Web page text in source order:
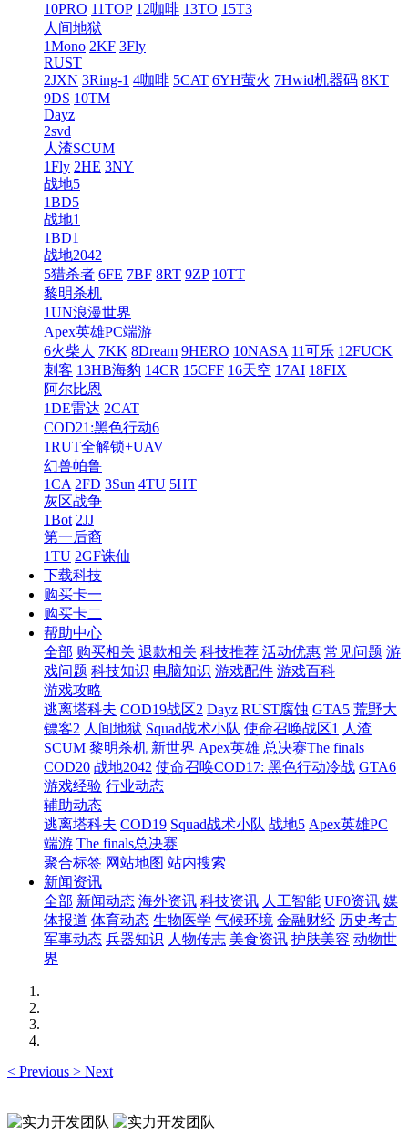
10PRO 11TOP 12咖啡 13TO 15T3
人间地狱
1Mono 2KF 3Fly
RUST
2JXN 3Ring-1 4咖啡 5CAT 6YH萤火 7Hwid机器码 8KT
9DS 10TM
Dayz
2svd
人渣SCUM
1Fly 2HE 3NY
战地5
1BD5
战地1
1BD1
战地2042
5猎杀者 6FE 7BF 8RT 9ZP 10TT
黎明杀机
1UN浪漫世界
Apex英雄PC端游
6火柴人 7KK 8Dream 9HERO 10NASA 11可乐 12FUCK
刺客 13HB海豹 14CR 15CFF 16天空 17AI 18FIX
阿尔比恩
1DE雷达 2CAT
COD21:黑色行动6
1RUT全解锁+UAV
幻兽帕鲁
1CA 2FD 3Sun 4TU 5HT
灰区战争
1Bot 2JJ
第一后裔
1TU 2GF诛仙
下载科技
购买卡一
购买卡二
帮助中心
全部 购买相关 退款相关 科技推荐 活动优惠 常见问题 游
戏问题 科技知识 电脑知识 游戏配件 游戏百科
游戏攻略
逃离塔科夫 COD19战区2 Dayz RUST腐蚀 GTA5 荒野大
镖客2 人间地狱 Squad战术小队 使命召唤战区1 人渣
SCUM 黎明杀机 新世界 Apex英雄 总决赛The finals
COD20 战地2042 使命召唤COD17: 黑色行动冷战 GTA6
游戏经验 行业动态
辅助动态
逃离塔科夫 COD19 Squad战术小队 战地5 Apex英雄PC
端游 The finals总决赛
聚合标签 网站地图 站内搜索
新闻资讯
全部 新闻动态 海外资讯 科技资讯 人工智能 UF0资讯 媒
体报道 体育动态 生物医学 气候环境 金融财经 历史考古
军事动态 兵器知识 人物传志 美食资讯 护肤美容 动物世
界
< Previous > Next